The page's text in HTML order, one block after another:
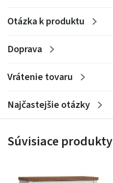
Otázka k produktu
Doprava
Vrátenie tovaru
Najčastejšie otázky
Súvisiace produkty